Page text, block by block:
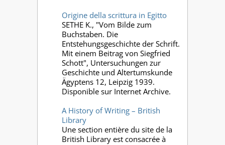
Origine della scrittura in Egitto
SETHE K., "Vom Bilde zum
Buchstaben. Die
Entstehungsgeschichte der Schrift.
Mit einem Beitrag von Siegfried
Schott", Untersuchungen zur
Geschichte und Altertumskunde
Ägyptens 12, Leipzig 1939.
Disponible sur Internet Archive.
A History of Writing – British
Library
Une section entière du site de la
British Library est consacrée à